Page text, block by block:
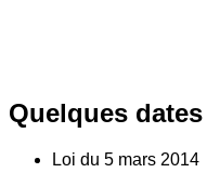
Quelques
Loi du 5 mars 2014